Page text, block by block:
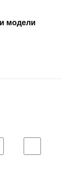
модели